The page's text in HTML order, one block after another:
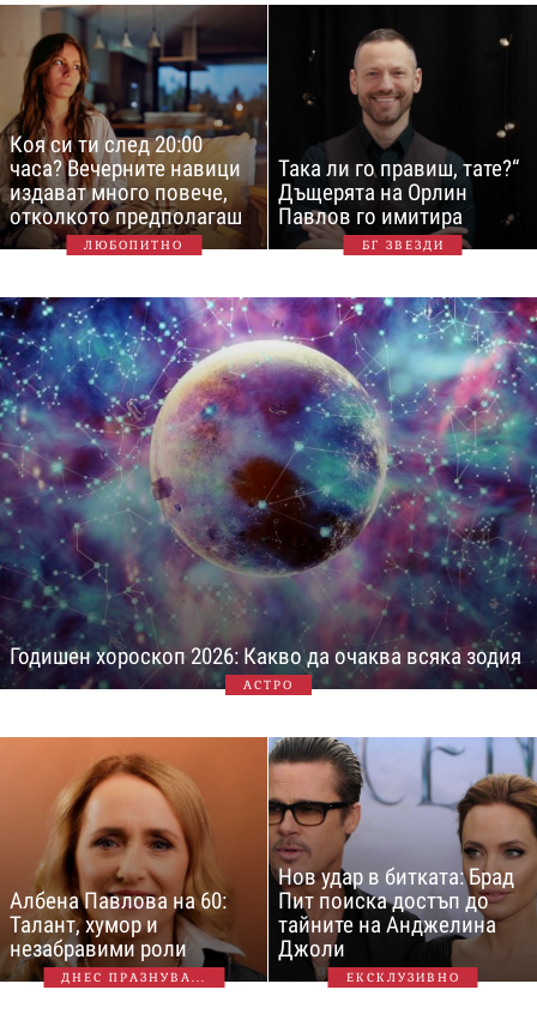
Коя си ти след 20:00
часа? Вечерните навици
издават много повече,
отколкото предполагаш
ЛЮБОПИТНО
Така ли го правиш, тате?“
Дъщерята на Орлин
Павлов го имитира
БГ ЗВЕЗДИ
Годишен хороскоп 2026: Какво да очаква всяка зодия
АСТРО
Албена Павлова на 60:
Талант, хумор и
незабравими роли
ДНЕС ПРАЗНУВА...
Нов удар в битката: Брад
Пит поиска достъп до
тайните на Анджелина
Джоли
ЕКСКЛУЗИВНО